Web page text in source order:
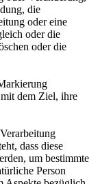
die
oder eine
oder die
oder die
mit dem Ziel, ihre
dass diese
um bestimmte
Person